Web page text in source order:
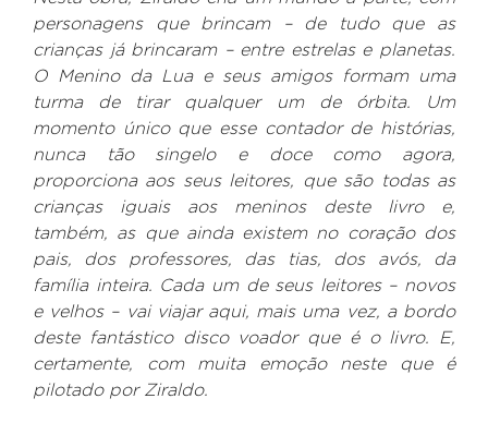
personagens que brincam – de tudo que as
crianças já brincaram – entre estrelas e planetas.
O Menino da Lua e seus amigos formam uma
turma de tirar qualquer um de órbita. Um
momento único que esse contador de histórias,
nunca tão singelo e doce como agora,
proporciona aos seus leitores, que são todas as
crianças iguais aos meninos deste livro e,
também, as que ainda existem no coração dos
pais, dos professores, das tias, dos avós, da
família inteira. Cada um de seus leitores – novos
e velhos – vai viajar aqui, mais uma vez, a bordo
deste fantástico disco voador que é o livro. E,
certamente, com muita emoção neste que é
pilotado por Ziraldo.